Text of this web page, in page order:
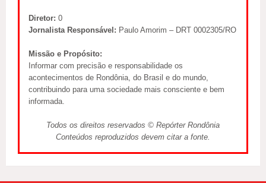
Diretor: 0
Jornalista Responsável: Paulo Amorim – DRT 0002305/RO
Missão e Propósito:
Informar com precisão e responsabilidade os
acontecimentos de Rondônia, do Brasil e do mundo,
contribuindo para uma sociedade mais consciente e bem
informada.
Todos os direitos reservados © Repórter Rondônia
Conteúdos reproduzidos devem citar a fonte.